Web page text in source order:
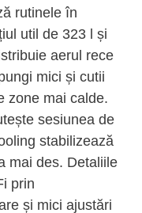
rutinele în
util de 323 l și
aerul rece
mici și cutii
zone mai calde.
sesiunea de
stabilizează
mai des. Detaliile
prin
și mici ajustări